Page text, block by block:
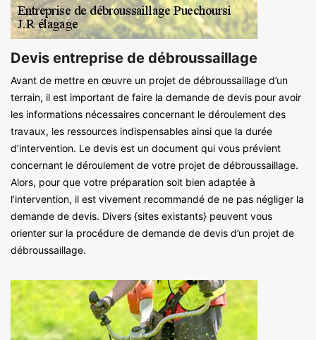
Devis entreprise de débroussaillage
Avant de mettre en œuvre un projet de débroussaillage d’un
terrain, il est important de faire la demande de devis pour avoir
les informations nécessaires concernant le déroulement des
travaux, les ressources indispensables ainsi que la durée
d’intervention. Le devis est un document qui vous prévient
concernant le déroulement de votre projet de débroussaillage.
Alors, pour que votre préparation soit bien adaptée à
l’intervention, il est vivement recommandé de ne pas négliger la
demande de devis. Divers {sites existants} peuvent vous
orienter sur la procédure de demande de devis d’un projet de
débroussaillage.